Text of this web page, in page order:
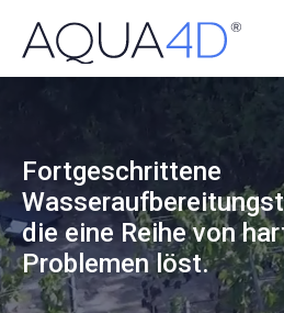
Fortgeschrittene
die eine Reihe von
Problemen löst.